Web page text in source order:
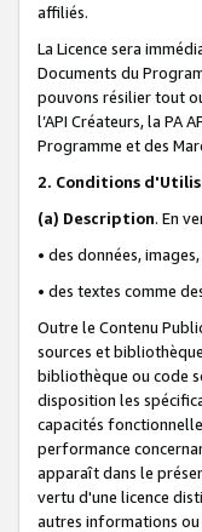
affiliés.
La Licence sera
Documents du
pouvons résilier tout
l’API Créateurs, la PA
Programme et des
2. Conditions
(a) Description. En
• des données,
• des textes comme
Outre le Contenu
sources et
bibliothèque ou code
disposition les
capacités
performance
apparaît dans le
vertu d'une licence
autres informations ou